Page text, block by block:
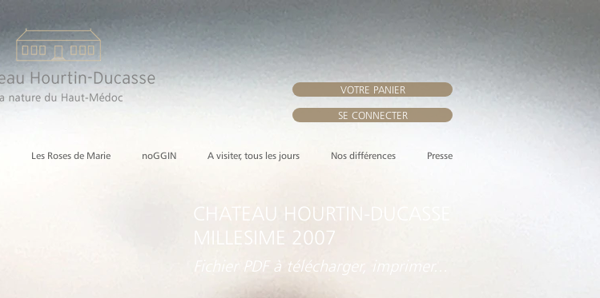
VOTRE PANIER
SE CONNECTER
Les Roses de Marie noGGIN A visiter, tous les jours Nos différences Presse
CHATEAU HOURTIN-DUCASSE
MILLESIME 2007
Fichier PDF à télécharger, imprimer...